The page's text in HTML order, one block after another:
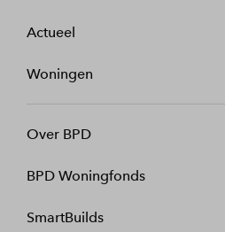
Actueel
Woningen
Over BPD
BPD Woningfonds
SmartBuilds